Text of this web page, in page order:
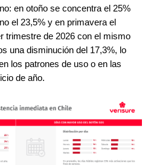
en otoño se concentra el 25%
el 23,5% y en primavera el
trimestre de 2026 con el mismo
una disminución del 17,3%, lo
los patrones de uso o en las
de año.